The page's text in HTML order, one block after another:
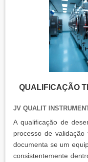
certificados de
condições funcionais.
QUALIFICAÇÃO
JV QUALIT
A qualificação de
processo de
documenta se um
consistentemente